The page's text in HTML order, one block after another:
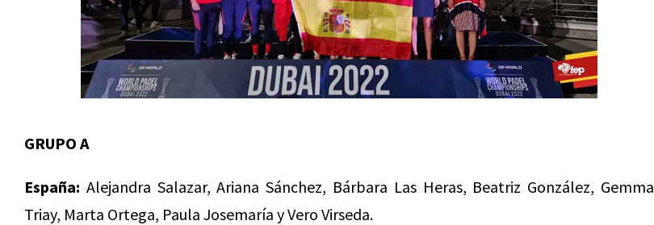
GRUPO A
España: Alejandra Salazar, Ariana Sánchez, Bárbara Las Heras, Beatriz González, Gemma
Triay, Marta Ortega, Paula Josemaría y Vero Virseda.